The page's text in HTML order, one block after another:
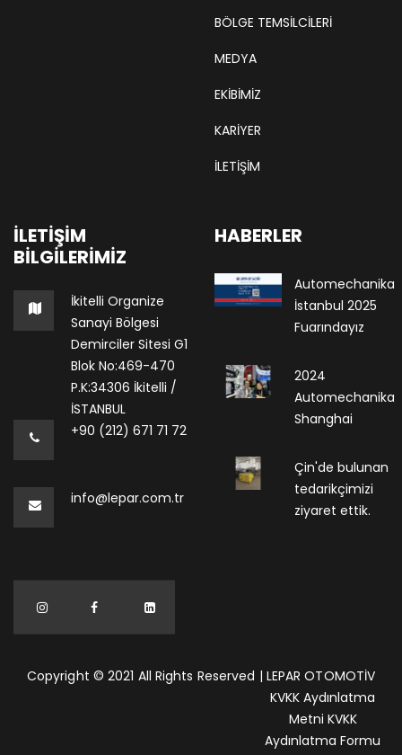
BÖLGE TEMSILCILERI
MEDYA
EKIBIMIZ
KARIYER
İLETİŞİM
İLETIŞIM
BILGILERIMIZ
İkitelli Organize
Sanayi Bölgesi
Demirciler Sitesi G1
Blok No:469-470
P.K:34306 İkitelli /
İSTANBUL
+90 (212) 671 71 72
info@lepar.com.tr
HABERLER
Automechanika
İstanbul 2025
Fuarındayız
2024
Automechanika
Shanghai
Çin'de bulunan
tedarikçimizi
ziyaret ettik.
Copyright © 2021 All Rights Reserved | LEPAR OTOMOTİV
KVKK Aydınlatma
Metni KVKK
Aydınlatma Formu